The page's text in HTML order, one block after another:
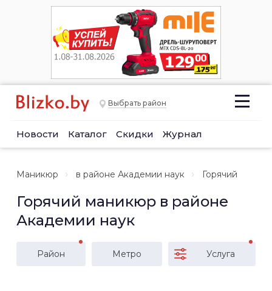
Выбрать район
Новости Каталог Скидки Журнал
Маникюр в районе Академии наук Горячий
Горячий маникюр в районе
Академии наук
Район Метро Услуга